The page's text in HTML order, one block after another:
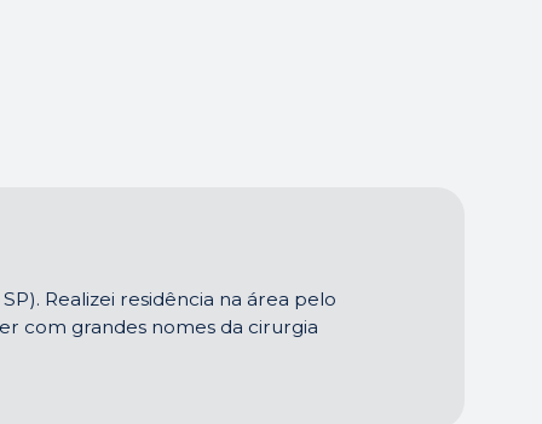
Realizei residência na área pelo
com grandes nomes da cirurgia